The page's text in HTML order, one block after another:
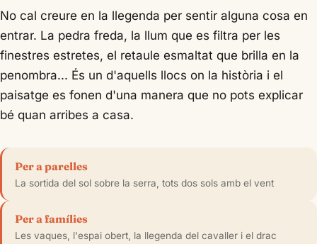
No cal creure en la llegenda per sentir alguna cosa en
entrar. La pedra freda, la llum que es filtra per les
finestres estretes, el retaule esmaltat que brilla en la
penombra... És un d'aquells llocs on la història i el
paisatge es fonen d'una manera que no pots explicar
bé quan arribes a casa.
Per a parelles
La sortida del sol sobre la serra, tots dos sols amb el vent
Per a famílies
Les vaques, l'espai obert, la llegenda del cavaller i el drac